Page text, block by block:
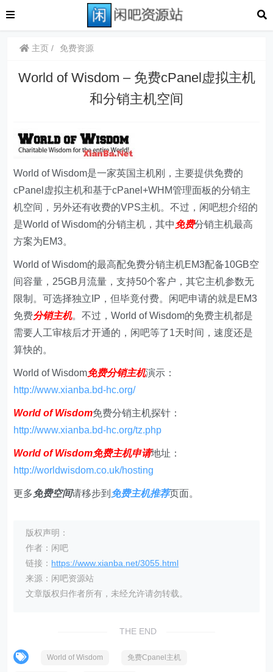
主页 免费资源
World of Wisdom – 免费cPanel虚拟主机
和分销主机空间
World of Wisdom是一家英国主机刚，主要提供免费的
cPanel虚拟主机和基于cPanel+WHM管理面板的分销主
机空间，另外还有收费的VPS主机。不过，闲吧想介绍的
是World of Wisdom的分销主机，其中 免费分销主机最高
方案为EM3。
World of Wisdom的最高配免费分销主机EM3配备10GB空
间容量，25GB月流量，支持50个客户，其它主机参数无
限制。可选择独立IP，但毕竟付费。闲吧申请的就是EM3
免费分销主机。不过，World of Wisdom的免费主机都是
需要人工审核后才开通的，闲吧等了1天时间，速度还是
算快的。
World of Wisdom免费分销主机演示：
http://www.xianba.bd-hc.org/
World of Wisdom免费分销主机探针：
http://www.xianba.bd-hc.org/tz.php
World of Wisdom免费主机申请地址：
http://worldwisdom.co.uk/hosting
更多免费空间请移步到 免费主机推荐页面。
版权声明：
作者：闲吧
链接： https://www.xianba.net/3055.html
来源：闲吧资源站
文章版权归作者所有，未经允许请勿转载。
THE END
World of Wisdom 免费Cpanel主机